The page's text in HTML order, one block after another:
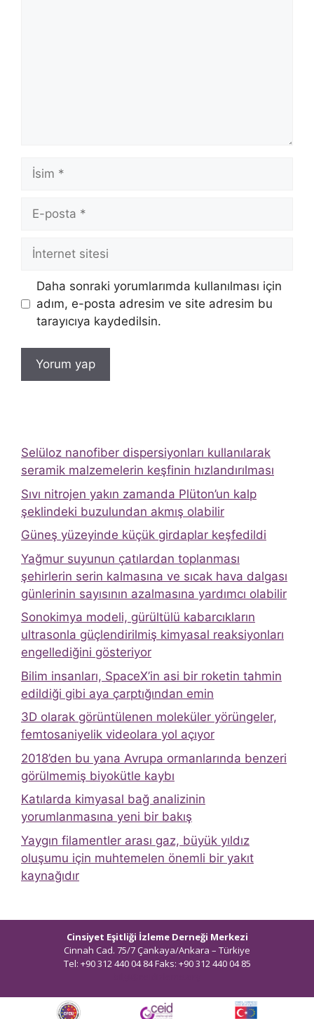
İsim
posta
İnternet
sitesi
Daha sonraki yorumlarımda kullanılması için
adım, e-posta adresim ve site adresim bu
tarayıcıya kaydedilsin.
Selüloz nanofiber dispersiyonları kullanılarak
seramik malzemelerin keşfinin hızlandırılması
Sıvı nitrojen yakın zamanda Plüton’un kalp
şeklindeki buzulundan akmış olabilir
Güneş yüzeyinde küçük girdaplar keşfedildi
Yağmur suyunun çatılardan toplanması
şehirlerin serin kalmasına ve sıcak hava dalgası
günlerinin sayısının azalmasına yardımcı olabilir
Sonokimya modeli, gürültülü kabarcıkların
ultrasonla güçlendirilmiş kimyasal reaksiyonları
engellediğini gösteriyor
Bilim insanları, SpaceX’in asi bir roketin tahmin
edildiği gibi aya çarptığından emin
3D olarak görüntülenen moleküler yörüngeler,
femtosaniyelik videolara yol açıyor
2018’den bu yana Avrupa ormanlarında benzeri
görülmemiş biyokütle kaybı
Katılarda kimyasal bağ analizinin
yorumlanmasına yeni bir bakış
Yaygın filamentler arası gaz, büyük yıldız
oluşumu için muhtemelen önemli bir yakıt
kaynağıdır
Cinsiyet Eşitliği İzleme Derneği Merkezi
Cinnah Cad. 75/7 Çankaya/Ankara – Türkiye
Tel: +90 312 440 04 84 Faks: +90 312 440 04 85